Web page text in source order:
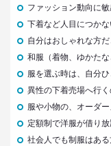
前沢 裕文
2019.08.28
日本人男性
意外な実態
生活総研 上席研
前沢 裕文
2019.04.15
ファッション動向に
下着など人目につか
自分はおしゃれな方だ
和服（着物、ゆかたな
服を選ぶ時は、自分
異性の下着売場へ行
服や小物の、オーダ
定額制で洋服が借り
社会人でも制服はあ